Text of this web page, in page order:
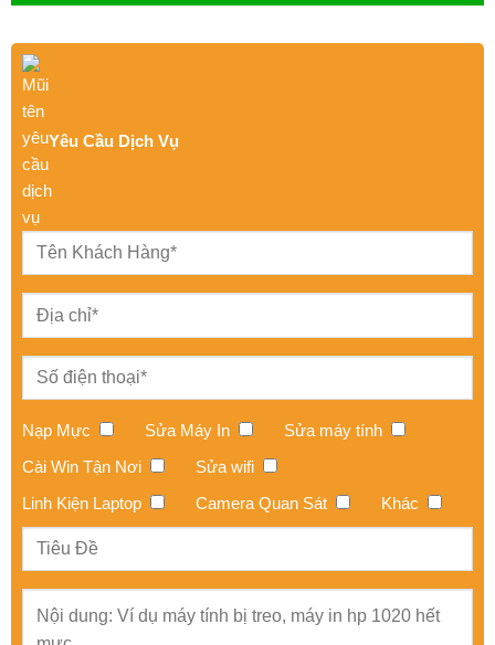
Yêu Cầu Dịch Vụ
Nạp Mực Sửa Máy In
Sửa máy tính
Cài Win Tận Nơi
Sửa wifi
Linh Kiện Laptop
Camera Quan Sát Khác